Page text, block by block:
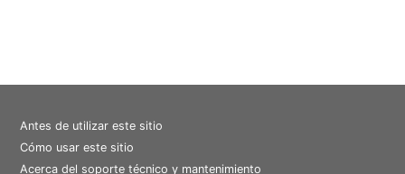
Antes de utilizar este sitio
Cómo usar este sitio
Acerca del soporte técnico y mantenimiento